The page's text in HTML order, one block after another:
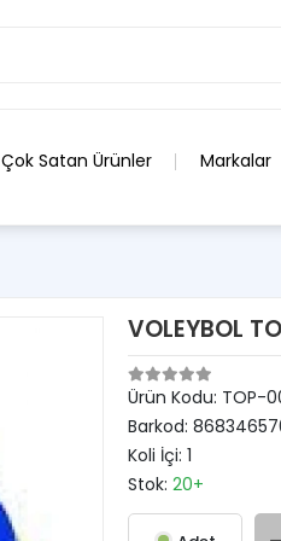
Çok Satan Ürünler Markalar
VOLEYBOL
Ürün Kodu: TOP-
Barkod:
Koli İçi: 1
Stok: 20+